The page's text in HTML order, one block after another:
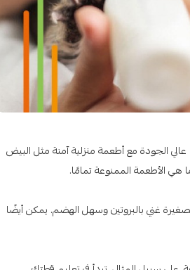
الجودة مع أطعمة منزلية آمنة مثل البيض
الأطعمة الممنوعة تمامًا.
غني بالبروتين وسهل الهضم. يمكن أيضًا